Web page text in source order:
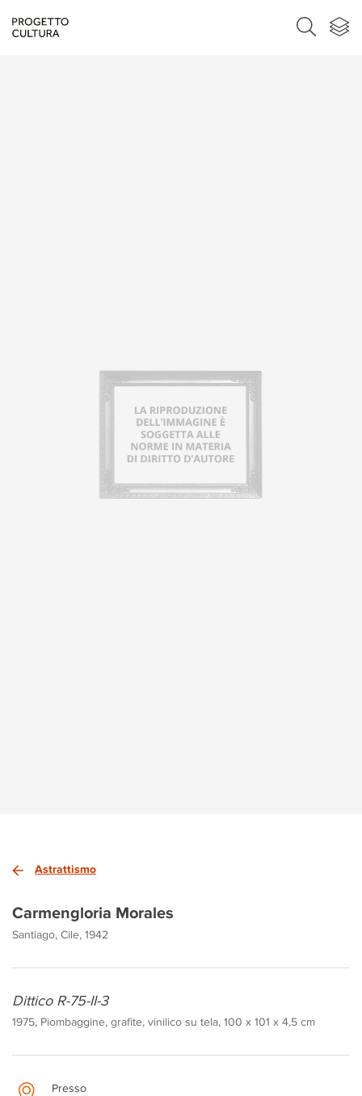
Astrattismo
Carmengloria Morales
Santiago, Cile, 1942
Dittico R-75-II-3
1975, Piombaggine, grafite, vinilico su tela, 100 x 101 x 4,5 cm
Presso